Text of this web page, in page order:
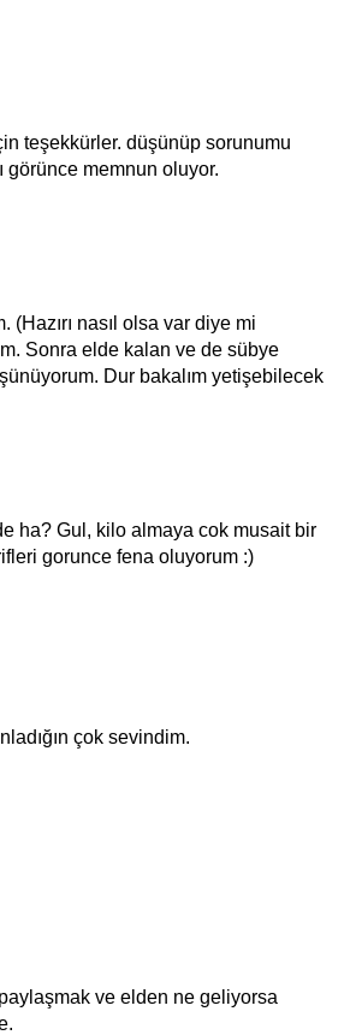
teşekkürler. düşünüp sorunumu
görünce memnun oluyor.
nasıl olsa var diye mi
Sonra elde kalan ve de sübye
Dur bakalım yetişebilecek
ha? Gul, kilo almaya cok musait bir
gorunce fena oluyorum :)
çok sevindim.
ve elden ne geliyorsa